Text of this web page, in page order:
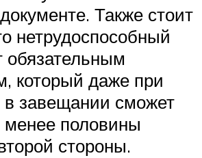
Также стоит
нетрудоспособный
обязательным
который даже при
в завещании сможет
менее половины
стороны.